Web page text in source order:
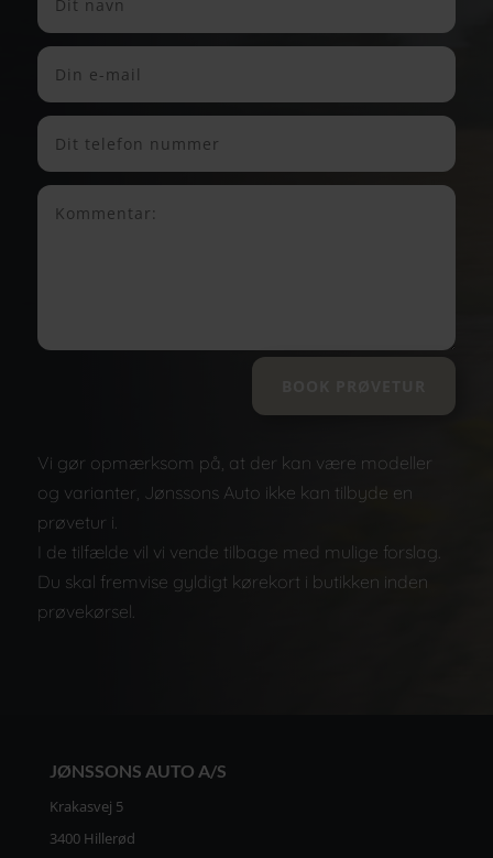
Vi gør opmærksom på, at der kan være modeller
og varianter, Jønssons Auto ikke kan tilbyde en
prøvetur i.
I de tilfælde vil vi vende tilbage med mulige forslag.
Du skal fremvise gyldigt kørekort i butikken inden
prøvekørsel.
JØNSSONS AUTO A/S
Krakasvej 5
3400 Hillerød